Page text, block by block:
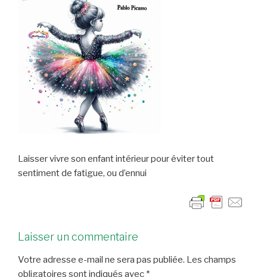
Laisser vivre son enfant intérieur pour éviter tout
sentiment de fatigue, ou d’ennui
Laisser un commentaire
Votre adresse e-mail ne sera pas publiée. Les champs
obligatoires sont indiqués avec *